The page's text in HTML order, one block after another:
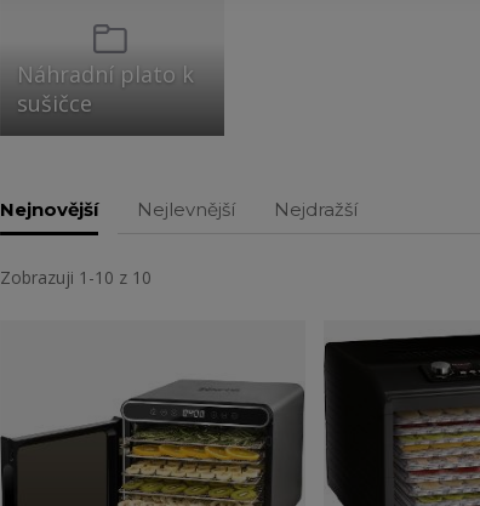
Náhradní plato k
sušičce
Nejnovější Nejlevnější Nejdražší
Zobrazuji 1-10 z 10